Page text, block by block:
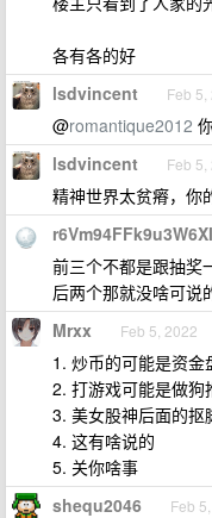
各有各的好
lsdvincent Feb
@romantique2012
lsdvincent Feb
精神世界太贫瘠，你
r6Vm94FFk9u3W6XI
前三个不都是跟抽奖
后两个那就没啥可说
Mrxx Feb 5, 2022
1. 炒币的可能是资金
2. 打游戏可能是做狗
3. 美女股神后面的抠
4. 这有啥说的
5. 关你啥事
shequ2046 Feb